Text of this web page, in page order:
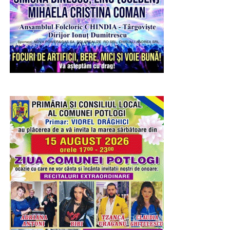
detalii și a simțului estetic, încurajând totodată grija față
de mediul înconjurător prin reutilizarea creativă a
materialelor.
RECLAMA
Joi, copiii au pătruns în universul artei prin atelierul „Ghid
de lectură a unei opere de artă – Sculptura”. După o
scurtă prezentare a tehnicilor utilizate în sculptură și a
elementelor care definesc această formă de expresie
artistică, participanții au realizat, sub îndrumarea
specialiștilor muzeului, motive decorative prin cioplirea
materialului cu dăltițe, experimentând într-un mod sigur și
adaptat vârstei lor procesul artistic.